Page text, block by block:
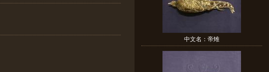
中文名：帝雉